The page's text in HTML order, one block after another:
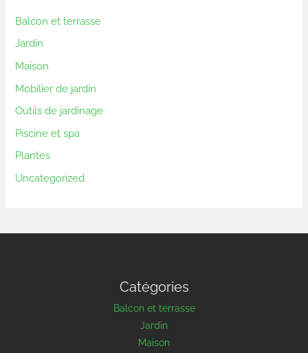
Balcon et terrasse
Jardin
Maison
Mobilier de jardin
Outils de jardinage
Piscine et spa
Plantes
Uncategorized
Catégories
Balcon et terrasse
Jardin
Maison